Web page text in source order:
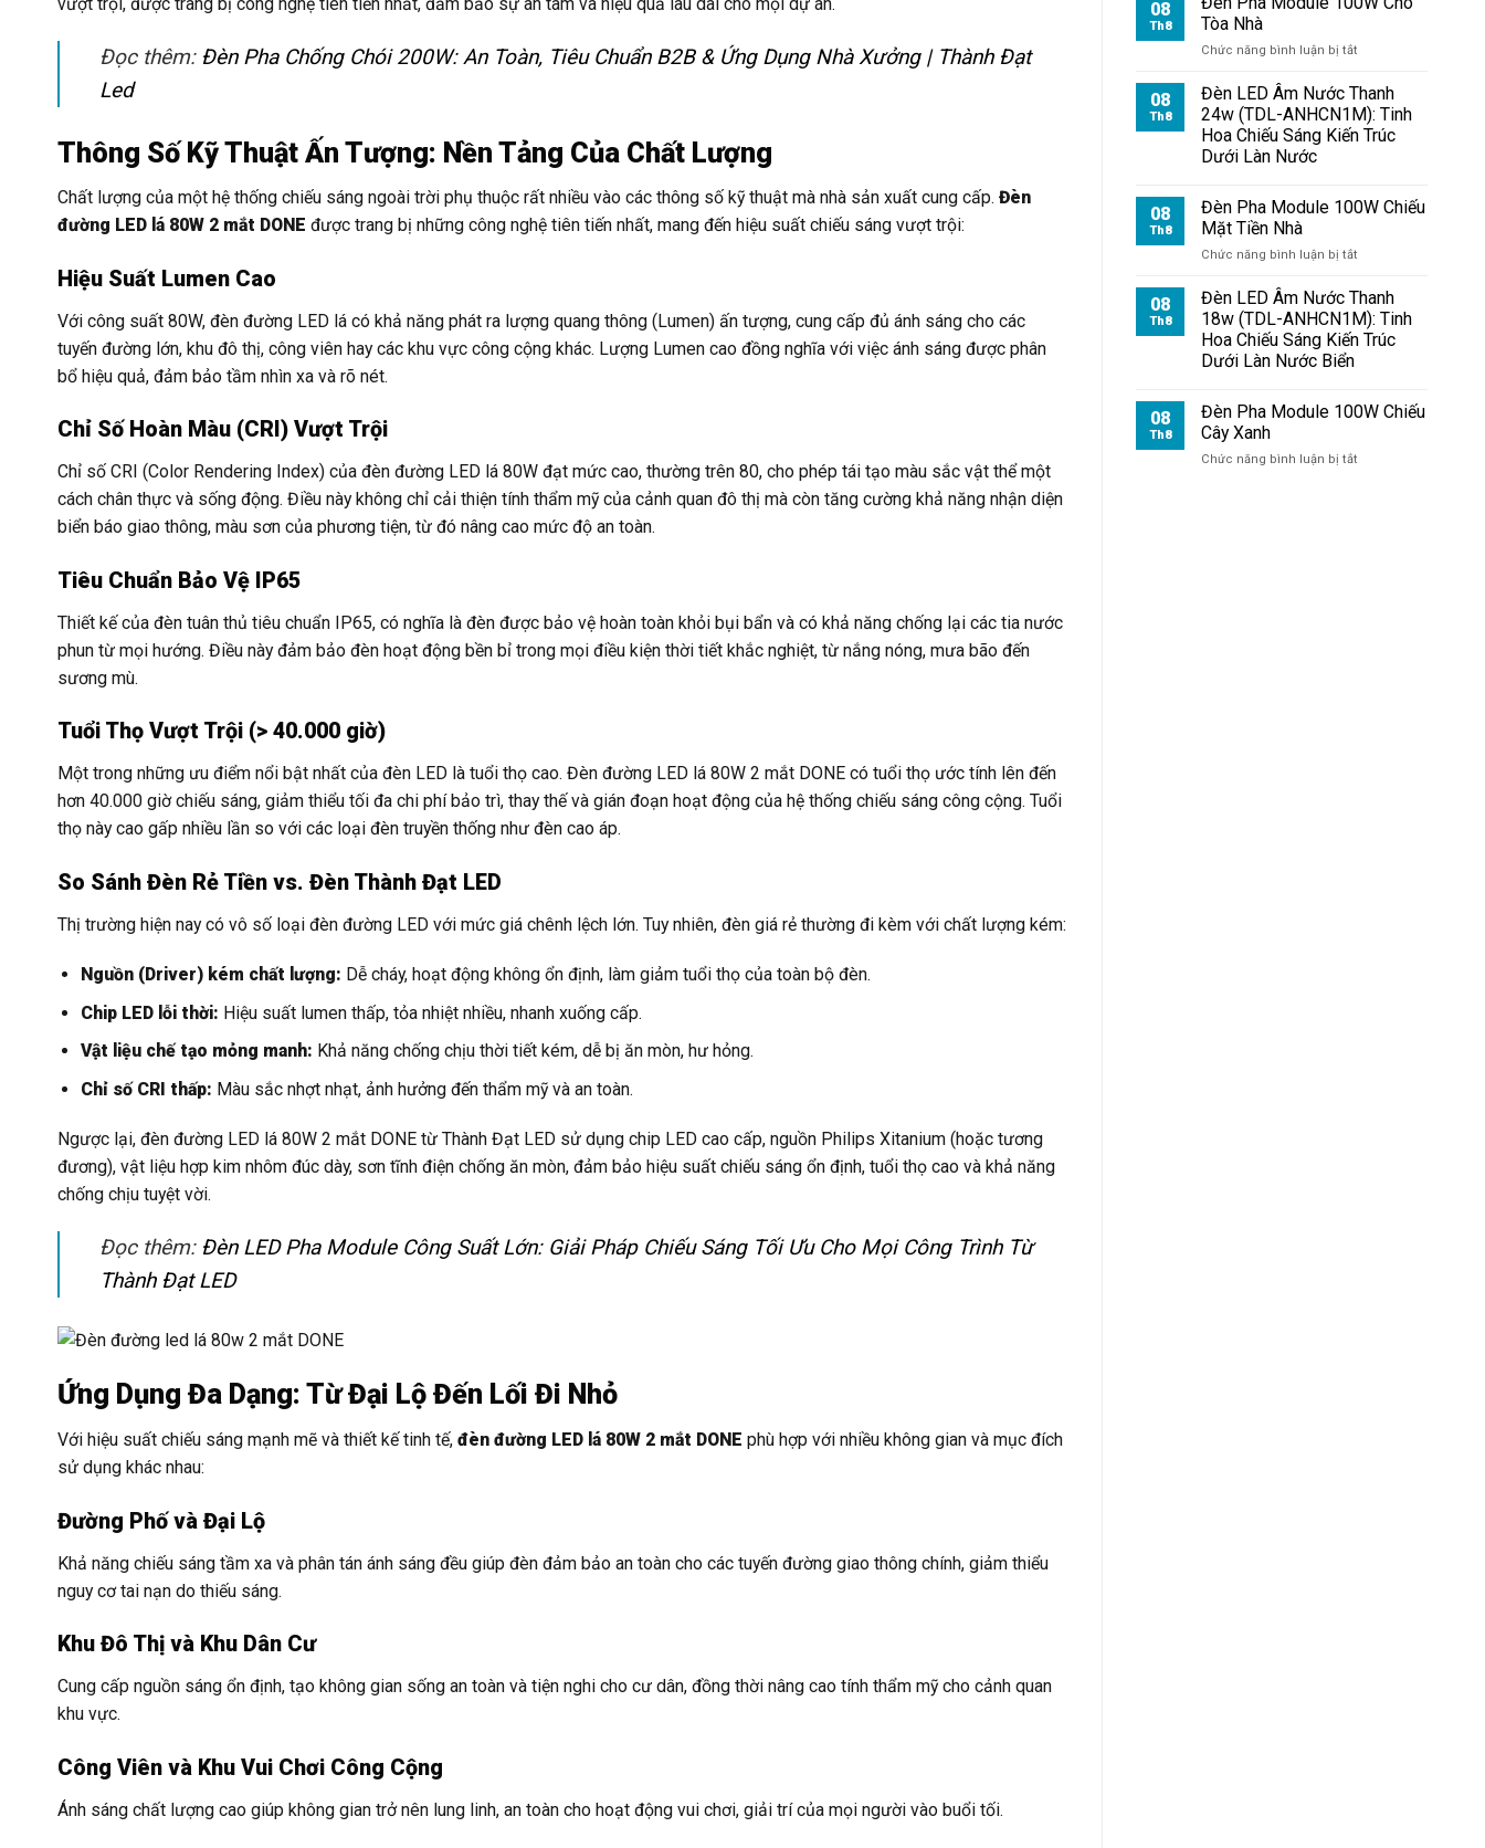
vượt trội, được trang bị công nghệ tiên tiến nhất, đảm bảo sự an tâm và hiệu quả lâu dài cho mọi dự án.
Đọc thêm: Đèn Pha Chống Chói 200W: An Toàn, Tiêu Chuẩn B2B & Ứng Dụng Nhà Xưởng | Thành Đạt
Led
Thông Số Kỹ Thuật Ấn Tượng: Nền Tảng Của Chất Lượng
Chất lượng của một hệ thống chiếu sáng ngoài trời phụ thuộc rất nhiều vào các thông số kỹ thuật mà nhà sản xuất cung cấp. Đèn
đường LED lá 80W 2 mắt DONE được trang bị những công nghệ tiên tiến nhất, mang đến hiệu suất chiếu sáng vượt trội:
Hiệu Suất Lumen Cao
Với công suất 80W, đèn đường LED lá có khả năng phát ra lượng quang thông (Lumen) ấn tượng, cung cấp đủ ánh sáng cho các
tuyến đường lớn, khu đô thị, công viên hay các khu vực công cộng khác. Lượng Lumen cao đồng nghĩa với việc ánh sáng được phân
bổ hiệu quả, đảm bảo tầm nhìn xa và rõ nét.
Chỉ Số Hoàn Màu (CRI) Vượt Trội
Chỉ số CRI (Color Rendering Index) của đèn đường LED lá 80W đạt mức cao, thường trên 80, cho phép tái tạo màu sắc vật thể một
cách chân thực và sống động. Điều này không chỉ cải thiện tính thẩm mỹ của cảnh quan đô thị mà còn tăng cường khả năng nhận diện
biển báo giao thông, màu sơn của phương tiện, từ đó nâng cao mức độ an toàn.
Tiêu Chuẩn Bảo Vệ IP65
Thiết kế của đèn tuân thủ tiêu chuẩn IP65, có nghĩa là đèn được bảo vệ hoàn toàn khỏi bụi bẩn và có khả năng chống lại các tia nước
phun từ mọi hướng. Điều này đảm bảo đèn hoạt động bền bỉ trong mọi điều kiện thời tiết khắc nghiệt, từ nắng nóng, mưa bão đến
sương mù.
Tuổi Thọ Vượt Trội (> 40.000 giờ)
Một trong những ưu điểm nổi bật nhất của đèn LED là tuổi thọ cao. Đèn đường LED lá 80W 2 mắt DONE có tuổi thọ ước tính lên đến
hơn 40.000 giờ chiếu sáng, giảm thiểu tối đa chi phí bảo trì, thay thế và gián đoạn hoạt động của hệ thống chiếu sáng công cộng. Tuổi
thọ này cao gấp nhiều lần so với các loại đèn truyền thống như đèn cao áp.
So Sánh Đèn Rẻ Tiền vs. Đèn Thành Đạt LED
Thị trường hiện nay có vô số loại đèn đường LED với mức giá chênh lệch lớn. Tuy nhiên, đèn giá rẻ thường đi kèm với chất lượng kém:
Nguồn (Driver) kém chất lượng: Dễ cháy, hoạt động không ổn định, làm giảm tuổi thọ của toàn bộ đèn.
Chip LED lỗi thời: Hiệu suất lumen thấp, tỏa nhiệt nhiều, nhanh xuống cấp.
Vật liệu chế tạo mỏng manh: Khả năng chống chịu thời tiết kém, dễ bị ăn mòn, hư hỏng.
Chỉ số CRI thấp: Màu sắc nhợt nhạt, ảnh hưởng đến thẩm mỹ và an toàn.
Ngược lại, đèn đường LED lá 80W 2 mắt DONE từ Thành Đạt LED sử dụng chip LED cao cấp, nguồn Philips Xitanium (hoặc tương
đương), vật liệu hợp kim nhôm đúc dày, sơn tĩnh điện chống ăn mòn, đảm bảo hiệu suất chiếu sáng ổn định, tuổi thọ cao và khả năng
chống chịu tuyệt vời.
Đọc thêm: Đèn LED Pha Module Công Suất Lớn: Giải Pháp Chiếu Sáng Tối Ưu Cho Mọi Công Trình Từ
Thành Đạt LED
Ứng Dụng Đa Dạng: Từ Đại Lộ Đến Lối Đi Nhỏ
Với hiệu suất chiếu sáng mạnh mẽ và thiết kế tinh tế, đèn đường LED lá 80W 2 mắt DONE phù hợp với nhiều không gian và mục đích
sử dụng khác nhau:
Đường Phố và Đại Lộ
Khả năng chiếu sáng tầm xa và phân tán ánh sáng đều giúp đèn đảm bảo an toàn cho các tuyến đường giao thông chính, giảm thiểu
nguy cơ tai nạn do thiếu sáng.
Khu Đô Thị và Khu Dân Cư
Cung cấp nguồn sáng ổn định, tạo không gian sống an toàn và tiện nghi cho cư dân, đồng thời nâng cao tính thẩm mỹ cho cảnh quan
khu vực.
Công Viên và Khu Vui Chơi Công Cộng
Ánh sáng chất lượng cao giúp không gian trở nên lung linh, an toàn cho hoạt động vui chơi, giải trí của mọi người vào buổi tối.
08
Th8
Tòa Nhà
Chức năng bình luận bị tắt
Pha
Module
100W
Cho
08
Th8
Đèn LED Âm Nước Thanh
24w (TDL-ANHCN1M): Tinh
Hoa Chiếu Sáng Kiến Trúc
Dưới Làn Nước
08
Th8
Đèn Pha Module 100W Chiếu
Mặt Tiền Nhà
Chức năng bình luận bị tắt
Pha
Module
100W
Chiếu
Nhà
08
Th8
Đèn LED Âm Nước Thanh
18w (TDL-ANHCN1M): Tinh
Hoa Chiếu Sáng Kiến Trúc
Dưới Làn Nước Biển
08
Th8
Đèn Pha Module 100W Chiếu
Cây Xanh
Chức năng bình luận bị tắt